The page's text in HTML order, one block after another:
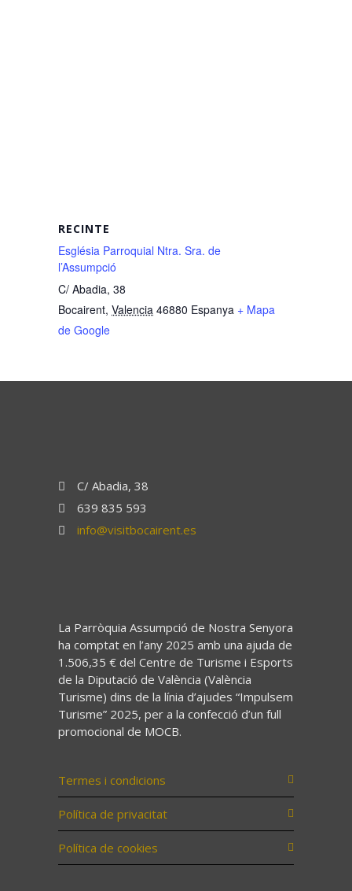
RECINTE
Església Parroquial Ntra. Sra. de
l’Assumpció
C/ Abadia, 38
Bocairent, Valencia 46880 Espanya + Mapa
de Google
C/ Abadia, 38
639 835 593
info@visitbocairent.es
La Parròquia Assumpció de Nostra Senyora
ha comptat en l’any 2025 amb una ajuda de
1.506,35 € del Centre de Turisme i Esports
de la Diputació de València (València
Turisme) dins de la línia d’ajudes “Impulsem
Turisme” 2025, per a la confecció d’un full
promocional de MOCB.
Termes i condicions
Política de privacitat
Política de cookies